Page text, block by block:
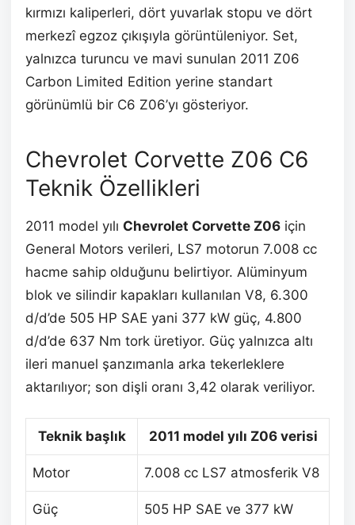
kırmızı kaliperleri, dört yuvarlak stopu ve dört
merkezî egzoz çıkışıyla görüntüleniyor. Set,
yalnızca turuncu ve mavi sunulan 2011 Z06
Carbon Limited Edition yerine standart
görünümlü bir C6 Z06’yı gösteriyor.
Chevrolet Corvette Z06 C6
Teknik Özellikleri
2011 model yılı Chevrolet Corvette Z06 için
General Motors verileri, LS7 motorun 7.008 cc
hacme sahip olduğunu belirtiyor. Alüminyum
blok ve silindir kapakları kullanılan V8, 6.300
d/d’de 505 HP SAE yani 377 kW güç, 4.800
d/d’de 637 Nm tork üretiyor. Güç yalnızca altı
ileri manuel şanzımanla arka tekerleklere
aktarılıyor; son dişli oranı 3,42 olarak veriliyor.
Teknik başlık 2011 model yılı Z06 verisi
Motor 7.008 cc LS7 atmosferik V8
Güç 505 HP SAE ve 377 kW